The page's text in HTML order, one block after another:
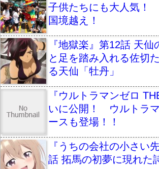
子供たちにも大人気！
国境越え！
『地獄楽』第12話 天
と足を踏み入れる佐切
る天仙「牡丹」
『ウルトラマンゼロ
いに公開！ ウルトラ
ースも登場！！
『うちの会社の小さい
話 拓馬の初夢に現れた